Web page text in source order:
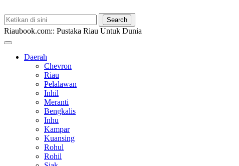
Riaubook.com:: Pustaka Riau Untuk Dunia
Daerah
Chevron
Riau
Pelalawan
Inhil
Meranti
Bengkalis
Inhu
Kampar
Kuansing
Rohul
Rohil